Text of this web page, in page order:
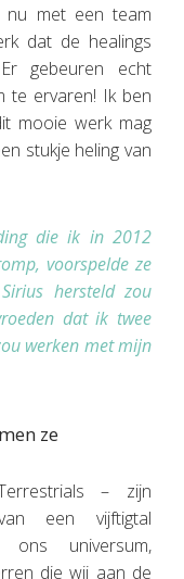
nu met een team
dat de healings
gebeuren echt
te ervaren! Ik ben
mooie werk mag
stukje heling van
die ik in 2012
voorspelde ze
hersteld zou
dat ik twee
werken met mijn
ze
– zijn
een vijftigtal
ons universum,
die wij aan de